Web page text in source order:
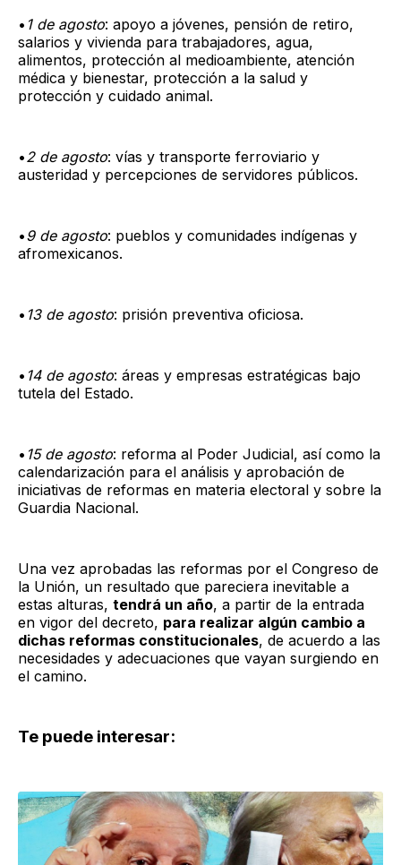
• 1 de agosto: apoyo a jóvenes, pensión de retiro,
salarios y vivienda para trabajadores, agua,
alimentos, protección al medioambiente, atención
médica y bienestar, protección a la salud y
protección y cuidado animal.
•2 de agosto: vías y transporte ferroviario y
austeridad y percepciones de servidores públicos.
•9 de agosto: pueblos y comunidades indígenas y
afromexicanos.
• 13 de agosto: prisión preventiva oficiosa.
• 14 de agosto: áreas y empresas estratégicas bajo
tutela del Estado.
• 15 de agosto: reforma al Poder Judicial, así como la
calendarización para el análisis y aprobación de
iniciativas de reformas en materia electoral y sobre la
Guardia Nacional.
Una vez aprobadas las reformas por el Congreso de
la Unión, un resultado que pareciera inevitable a
estas alturas, tendrá un año, a partir de la entrada
en vigor del decreto, para realizar algún cambio a
dichas reformas constitucionales, de acuerdo a las
necesidades y adecuaciones que vayan surgiendo en
el camino.
Te puede interesar: